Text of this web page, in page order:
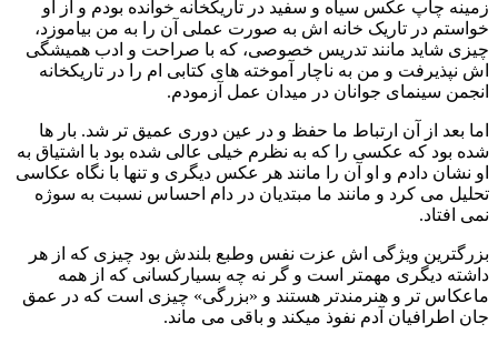
زمینه چاپ عکس سیاه و سفید در تاریکخانه خوانده بودم و از او
خواستم در تاریک خانه اش به صورت عملی آن را به من بیاموزد،
چیزی شاید مانند تدریس خصوصی، که با صراحت و ادب همیشگی
اش نپذیرفت و من به ناچار آموخته های کتابی ام را در تاریکخانه
انجمن سینمای جوانان در میدان عمل آزمودم.
اما بعد از آن ارتباط ما حفظ و در عین دوری عمیق تر شد. بار ها
شده بود که عکسی را که به نظرم خیلی عالی شده بود با اشتیاق به
او نشان دادم و او آن را مانند هر عکس دیگری و تنها با نگاه عکاسی
تحلیل می کرد و مانند ما مبتدیان در دام احساس نسبت به سوژه
نمی افتاد.
بزرگترین ویژگی اش عزت نفس وطبع بلندش بود چیزی که از هر
داشته دیگری مهمتر است و گر نه چه بسیارکسانی که از همه
ماعکاس تر و هنرمندتر هستند و «بزرگی» چیزی است که در عمق
جان اطرافیان آدم نفوذ میکند و باقی می ماند.